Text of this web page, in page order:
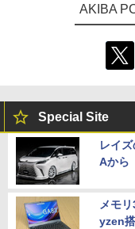
AKIBA
Special Site
レイ
Aから
メモ
yzen